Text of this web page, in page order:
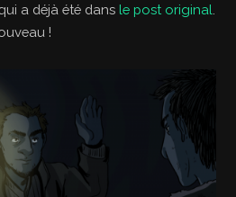
a déjà été dansle post original
!